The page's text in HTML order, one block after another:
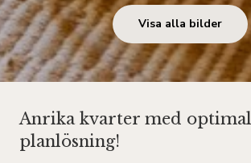
Visa alla bilder
Anrika kvarter med optimal
planlösning!